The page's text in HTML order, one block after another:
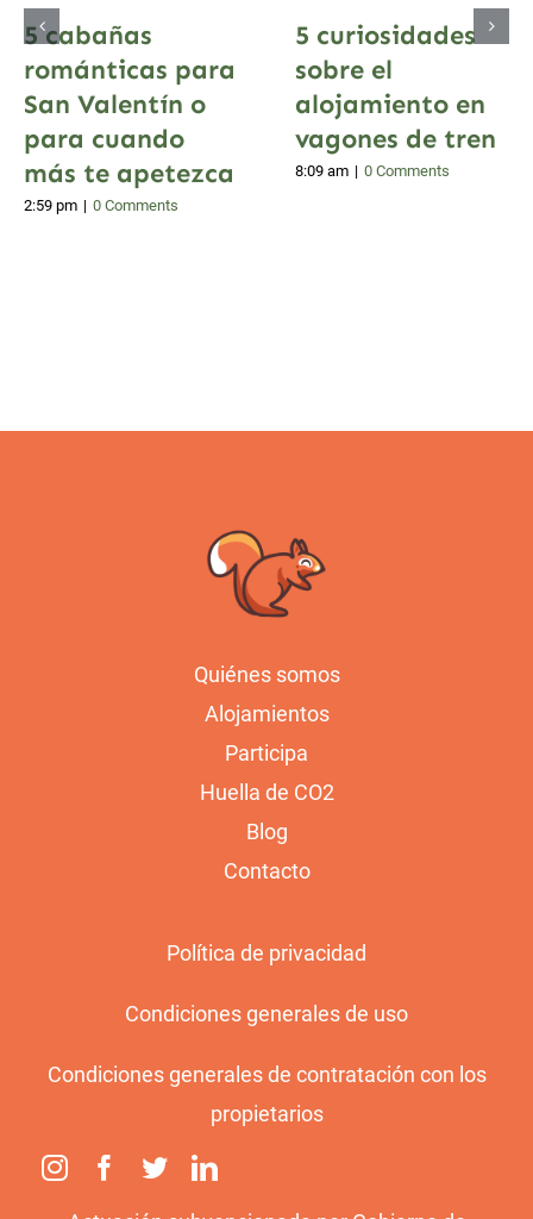
5 cabañas
románticas para
San Valentín o
para cuando
más te apetezca
2:59 pm | 0 Comments
5 curiosidades
sobre el
alojamiento en
vagones de tren
8:09 am | 0 Comments
Quiénes somos
Alojamientos
Participa
Huella de CO2
Blog
Contacto
Política de privacidad
Condiciones generales de uso
Condiciones generales de contratación con los
propietarios